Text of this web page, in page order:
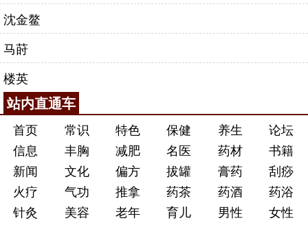
沈金鳌
马莳
楼英
站内直通车
首页 常识 特色 保健 养生
论坛
信息
丰胸 减肥 名医 药材
书籍
新闻
文化 偏方 拔罐 膏药
刮痧
火疗
气功 推拿 药茶 药酒
药浴
针灸
美容 老年 育儿 男性
女性